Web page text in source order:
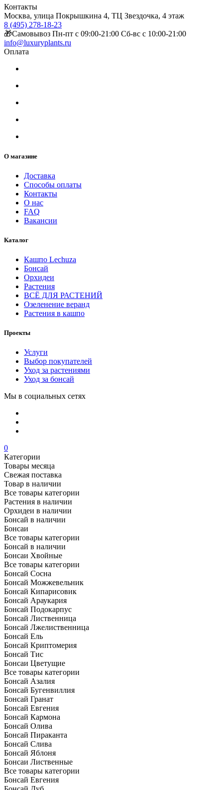
Контакты
Москва, улица Покрышкина 4, ТЦ Звездочка, 4 этаж
8 (495) 278-18-23
🎁Самовывоз Пн-пт с 09:00-21:00 Сб-вс с 10:00-21:00
info@luxuryplants.ru
Оплата
О магазине
Доставка
Способы оплаты
Контакты
О нас
FAQ
Вакансии
Каталог
Кашпо Lechuza
Бонсай
Орхидеи
Растения
ВСЁ ДЛЯ РАСТЕНИЙ
Озеленение веранд
Растения в кашпо
Проекты
Услуги
Выбор покупателей
Уход за растениями
Уход за бонсай
Мы в социальных сетях
0
Категории
Товары месяца
Свежая поставка
Товар в наличии
Все товары категории
Растения в наличии
Орхидеи в наличии
Бонсай в наличии
Бонсаи
Все товары категории
Бонсай в наличии
Бонсаи Хвойные
Все товары категории
Бонсай Сосна
Бонсай Можжевельник
Бонсай Кипарисовик
Бонсай Араукария
Бонсай Подокарпус
Бонсай Лиственница
Бонсай Лжелиственница
Бонсай Ель
Бонсай Криптомерия
Бонсай Тис
Бонсаи Цветущие
Все товары категории
Бонсай Азалия
Бонсай Бугенвиллия
Бонсай Гранат
Бонсай Евгения
Бонсай Кармона
Бонсай Олива
Бонсай Пираканта
Бонсай Слива
Бонсай Яблоня
Бонсаи Лиственные
Все товары категории
Бонсай Евгения